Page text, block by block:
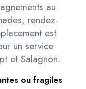
au
rendez-
est
un service
et Salagnon.
ou fragiles